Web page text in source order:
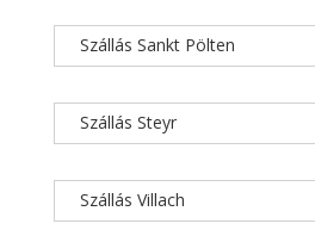
Szállás Sankt Pölten
Szállás Steyr
Szállás Villach